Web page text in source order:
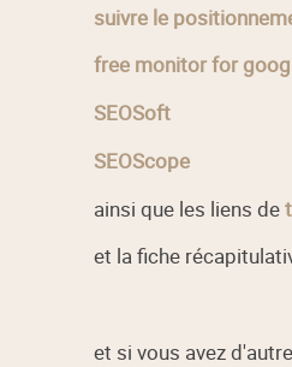
suivre le
free monitor for
SEOSoft
SEOScope
ainsi que les liens de
et la fiche
et si vous avez